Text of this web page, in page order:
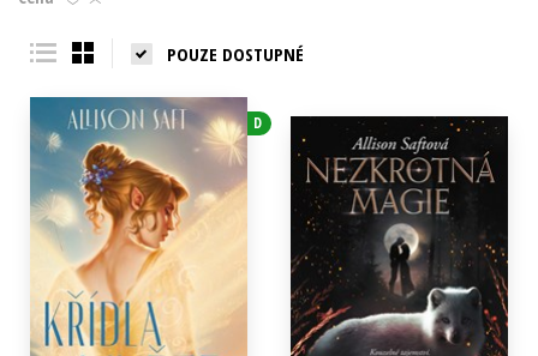
Young adult (SK)
POUZE DOSTUPNÉ
D